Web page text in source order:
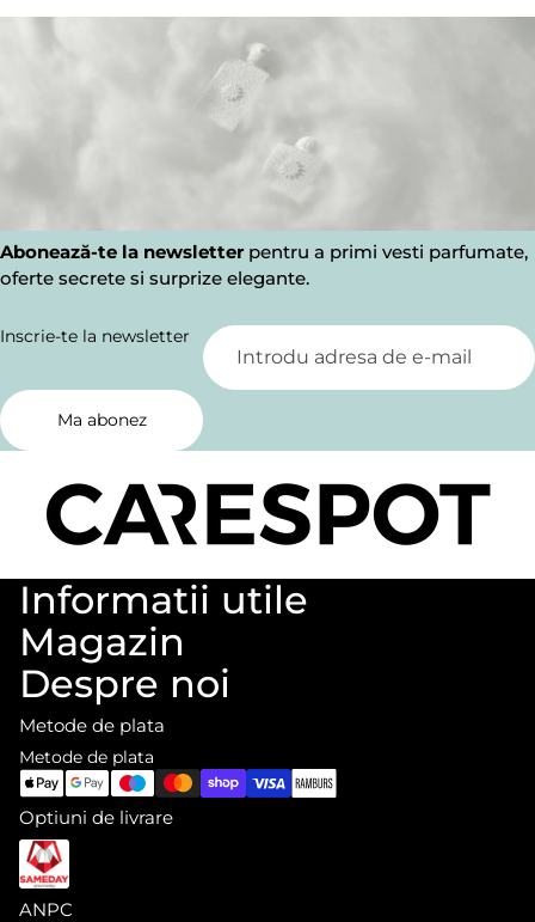
Abonează-te la newsletter pentru a primi vesti parfumate,
oferte secrete si surprize elegante.
Inscrie-te la newsletter
Ma abonez
Informatii utile
Magazin
Despre noi
Metode de plata
Metode de plata
Optiuni de livrare
ANPC